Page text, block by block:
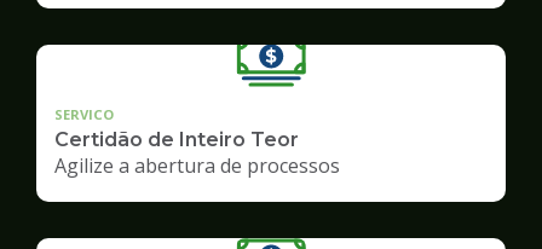
SERVICO
Certidão de Inteiro Teor
Agilize a abertura de processos